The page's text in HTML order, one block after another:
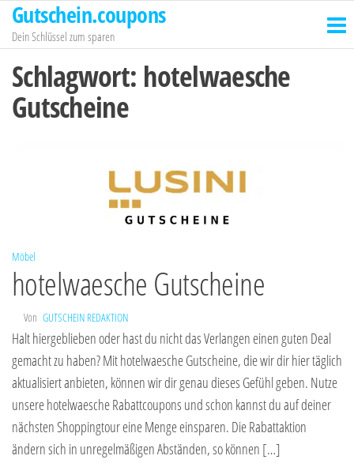
Zum
Inhalt
springen
Gutschein.coupons
Dein Schlüssel zum sparen
Schlagwort: hotelwaesche
Gutscheine
Möbel
hotelwaesche Gutscheine
Von GUTSCHEIN REDAKTION
Halt hiergeblieben oder hast du nicht das Verlangen einen guten Deal
gemacht zu haben? Mit hotelwaesche Gutscheine, die wir dir hier täglich
aktualisiert anbieten, können wir dir genau dieses Gefühl geben. Nutze
unsere hotelwaesche Rabattcoupons und schon kannst du auf deiner
nächsten Shoppingtour eine Menge einsparen. Die Rabattaktion
ändern sich in unregelmäßigen Abständen, so können […]